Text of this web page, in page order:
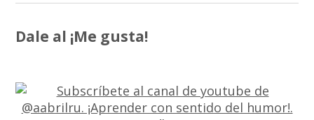
Dale al ¡Me gusta!